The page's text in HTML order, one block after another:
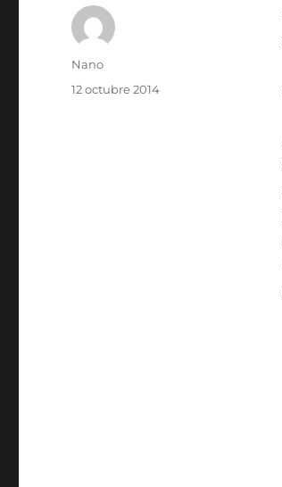
Autor
Nano
Publicado
12 octubre 2014